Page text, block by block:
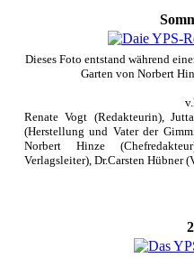
Dieses Foto entstand während
Garten von Norbert
Renate Vogt (Redakteurin),
(Herstellung und Vater der
Norbert Hinze
Verlagsleiter), Dr.Carsten Hübner